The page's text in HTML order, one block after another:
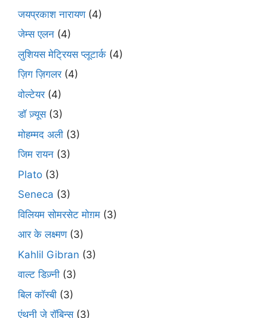
जयप्रकाश नारायण(4)
जेम्स एलन (4)
लुशियस मेट्रियस प्लूटार्क (4)
ज़िग ज़िगलर(4)
वोल्टेयर(4)
डॉ ज़्यूस(3)
मोहम्मद अली (3)
जिम रायन (3)
Plato (3)
Seneca (3)
विलियम सोमरसेट मोग़म (3)
आर के लक्ष्मण(3)
Kahlil Gibran (3)
वाल्ट डिज़्नी (3)
बिल कॉस्बी (3)
एंथनी जे रॉबिन्स(3)